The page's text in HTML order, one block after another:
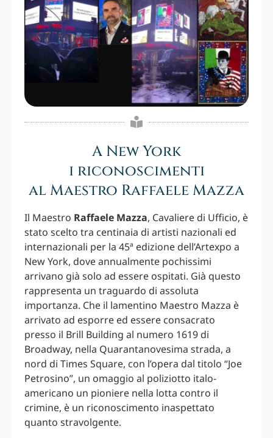
A New York
i riconoscimenti
al Maestro Raffaele Mazza
Il Maestro Raffaele Mazza, Cavaliere di Ufficio, è
stato scelto tra centinaia di artisti nazionali ed
internazionali per la 45ª edizione dell’Artexpo a
New York, dove annualmente pochissimi
arrivano già solo ad essere ospitati. Già questo
rappresenta un traguardo di assoluta
importanza. Che il lamentino Maestro Mazza è
arrivato ad esporre ed essere consacrato
presso il Brill Building al numero 1619 di
Broadway, nella Quarantanovesima strada, a
nord di Times Square, con l’opera dal titolo “Joe
Petrosino”, un omaggio al poliziotto italo-
americano un pioniere nella lotta contro il
crimine, è un riconoscimento inaspettato
quanto stravolgente.